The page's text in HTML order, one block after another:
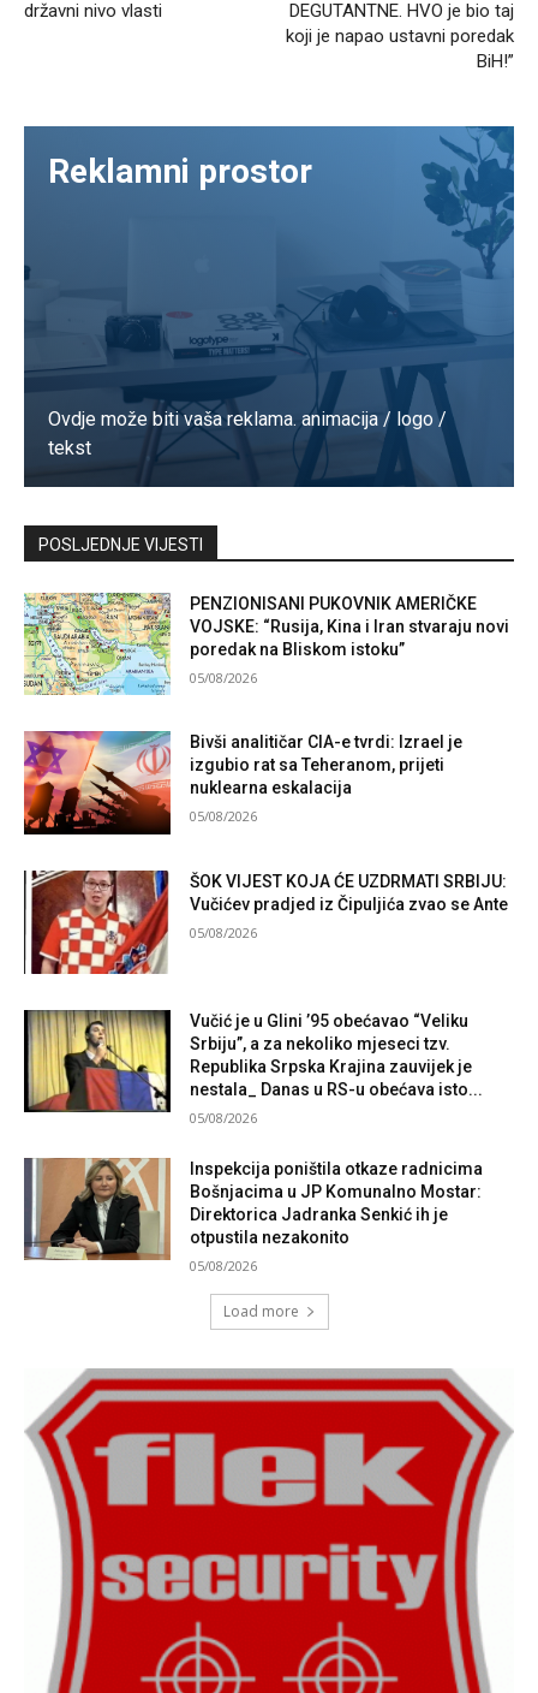
državni nivo vlasti
DEGUTANTNE. HVO je bio taj
koji je napao ustavni poredak
BiH!”
Reklamni prostor
Ovdje može biti vaša reklama. animacija / logo /
tekst
Kontaktirajte nas
POSLJEDNJE VIJESTI
PENZIONISANI PUKOVNIK AMERIČKE
VOJSKE: “Rusija, Kina i Iran stvaraju novi
poredak na Bliskom istoku”
05/08/2026
Bivši analitičar CIA-e tvrdi: Izrael je
izgubio rat sa Teheranom, prijeti
nuklearna eskalacija
05/08/2026
ŠOK VIJEST KOJA ĆE UZDRMATI SRBIJU:
Vučićev pradjed iz Čipuljića zvao se Ante
05/08/2026
Vučić je u Glini ’95 obećavao “Veliku
Srbiju”, a za nekoliko mjeseci tzv.
Republika Srpska Krajina zauvijek je
nestala_ Danas u RS-u obećava isto...
05/08/2026
Inspekcija poništila otkaze radnicima
Bošnjacima u JP Komunalno Mostar:
Direktorica Jadranka Senkić ih je
otpustila nezakonito
05/08/2026
Load more